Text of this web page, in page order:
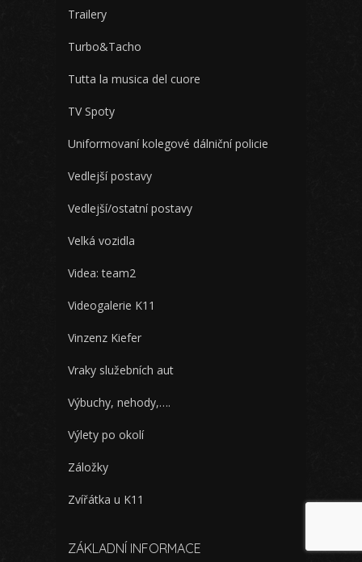
Trailery
Turbo&Tacho
Tutta la musica del cuore
TV Spoty
Uniformovaní kolegové dálniční policie
Vedlejší postavy
Vedlejší/ostatní postavy
Velká vozidla
Videa: team2
Videogalerie K11
Vinzenz Kiefer
Vraky služebních aut
Výbuchy, nehody,….
Výlety po okolí
Záložky
Zvířátka u K11
ZÁKLADNÍ INFORMACE